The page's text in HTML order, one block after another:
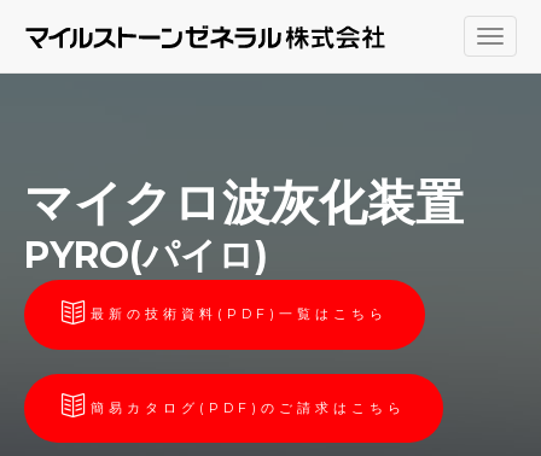
マイクロ波灰化装置
PYRO(パイロ)
最新の技術資料(PDF)一覧はこちら
簡易カタログ(PDF)のご請求はこちら